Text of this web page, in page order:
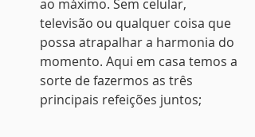
ao máximo. Sem celular,
televisão ou qualquer coisa que
possa atrapalhar a harmonia do
momento. Aqui em casa temos a
sorte de fazermos as três
principais refeições juntos;